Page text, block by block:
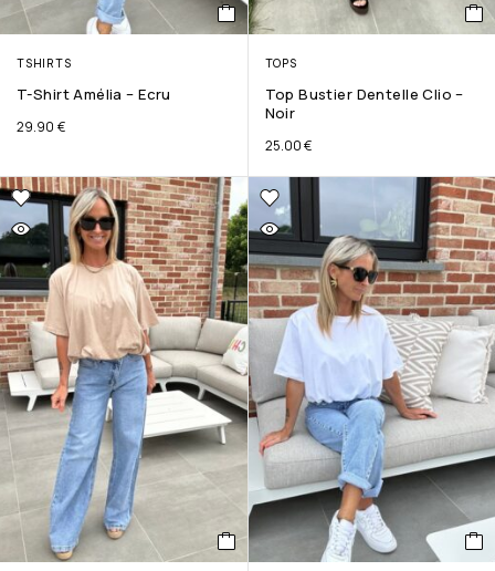
TSHIRTS
T-Shirt Amélia – Ecru
29.90 €
TOPS
Top Bustier Dentelle Clio –
Noir
25.00€